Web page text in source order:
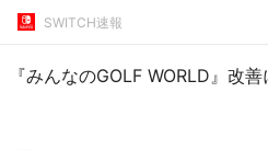
SWITCH速報
『みんなのGOLF WORLD』改